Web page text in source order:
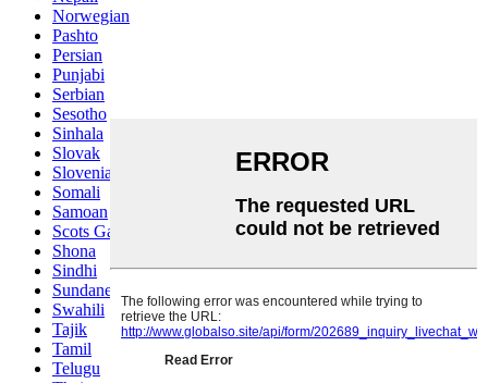
Norwegian
Pashto
Persian
Punjabi
Serbian
Sesotho
Sinhala
Slovak
Slovenian
Somali
Samoan
Scots Gaelic
Shona
Sindhi
Sundanese
Swahili
Tajik
Tamil
Telugu